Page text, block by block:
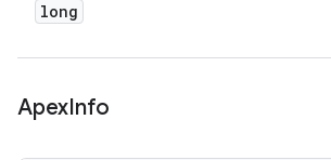
long
ApexInfo